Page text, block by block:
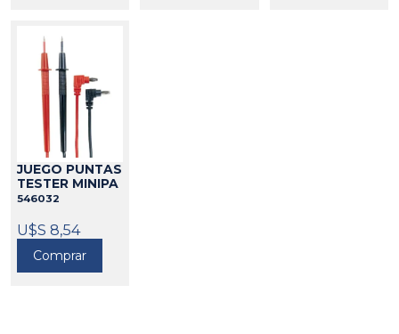
JUEGO PUNTAS
TESTER MINIPA
546032
U$S 8,54
Comprar